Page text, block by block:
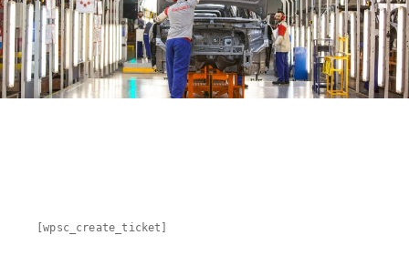
[wpsc_create_ticket]